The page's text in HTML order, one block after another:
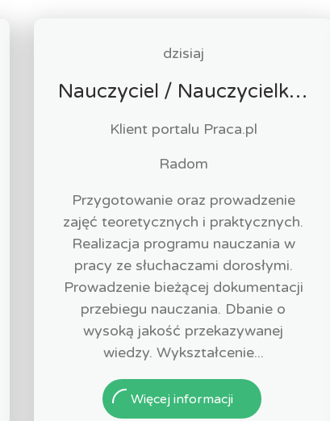
dzisiaj
Nauczyciel / Nauczycielka - Masażysta / Masażystka
Klient portalu Praca.pl
Radom
Przygotowanie oraz prowadzenie
zajęć teoretycznych i praktycznych.
Realizacja programu nauczania w
pracy ze słuchaczami dorosłymi.
Prowadzenie bieżącej dokumentacji
przebiegu nauczania. Dbanie o
wysoką jakość przekazywanej
wiedzy. Wykształcenie...
Więcej informacji